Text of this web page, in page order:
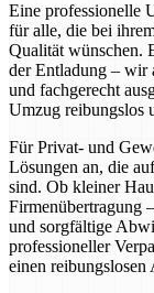
Eine professionelle
für alle, die bei
Qualität wünschen.
der Entladung – wir
und fachgerecht
Umzug reibungslos
Für Privat- und
Lösungen an, die
sind. Ob kleiner
Firmenübertragung
und sorgfältige
professioneller
einen reibungslosen